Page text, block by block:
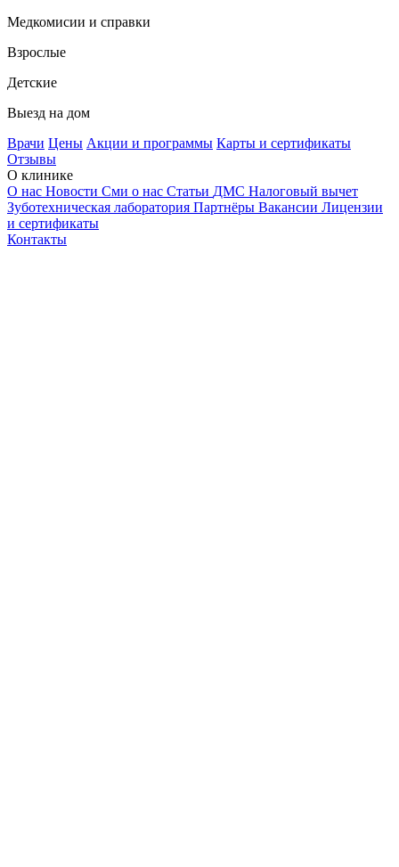
Медкомисии и справки
Взрослые
Детские
Выезд на дом
Врачи Цены Акции и программы Карты и сертификаты
Отзывы
О клинике
О нас Новости Сми о нас Статьи ДМС Налоговый вычет
Зуботехническая лаборатория Партнёры Вакансии Лицензии
и сертификаты
Контакты